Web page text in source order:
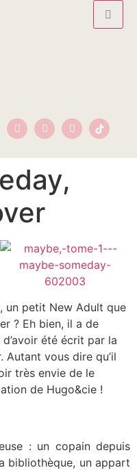
, un petit New Adult que
? Eh bien, il a de
d’avoir été écrit par la
Autant vous dire qu’il
très envie de le
de Hugo&cie !
: un copain depuis
bibliothèque, un appart